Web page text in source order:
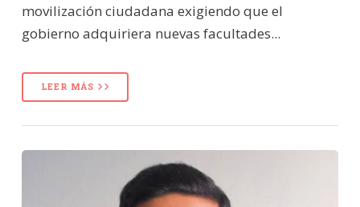
movilización ciudadana exigiendo que el
gobierno adquiriera nuevas facultades...
LEER MÁS